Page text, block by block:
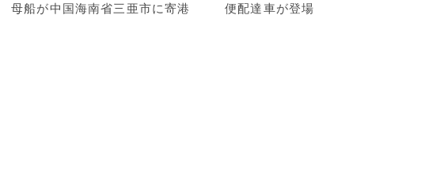
母船が中国海南省三亜市に寄港
便配達車が登場